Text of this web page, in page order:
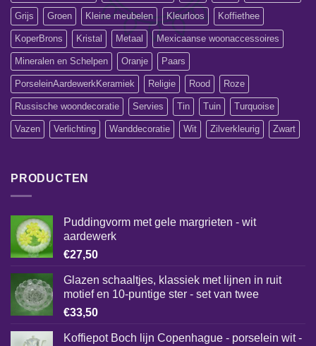
Grijs Groen Kleine meubelen Kleurloos Koffiethee
KoperBrons Kristal Metaal Mexicaanse woonaccessoires
Mineralen en Schelpen Oranje Paars
PorseleinAardewerkKeramiek Religie Rood Roze
Russische woondecoratie Servies Tin Tuin Turquoise
Vazen Verlichting Wanddecoratie Wit Zilverkleurig Zwart
PRODUCTEN
Puddingvorm met gele margrieten - wit
aardewerk
€27,50
Glazen schaaltjes, klassiek met lijnen in ruit
motief en 10-puntige ster - set van twee
€33,50
Koffiepot Boch lijn Copenhague - porselein wit -